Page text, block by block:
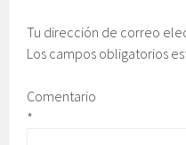
Tu dirección de correo
Los campos obligatorios
Comentario
*